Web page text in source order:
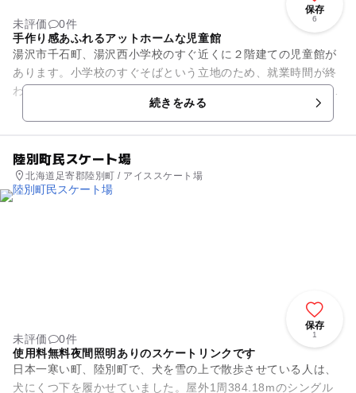
保存
6
未評価
0件
手作り感あふれるアットホームな児童館
湯沢市千石町、湯沢西小学校のすぐ近くに２階建ての児童館が
あります。小学校のすぐそばという立地のため、就業時間が終
わると、小学校1年生～3年生の子どもたちが続々と児童館にや
ってきます。夏休みなどの...続きをみる
陸別町民スケート場
北海道足寄郡陸別町 / アイススケート場
保存
1
未評価
0件
使用料無料夜間照明ありのスケートリンクです
日本一寒い町、陸別町で、犬を雪の上で散歩させている人は、
犬にくつ下を履かせていました。屋外1周384.18mのシングル